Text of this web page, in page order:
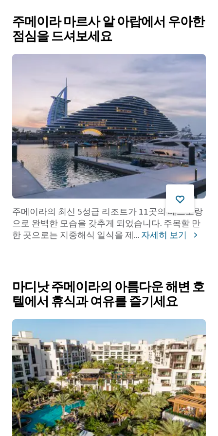
주메이라 마르사 알 아랍에서 우아한
점심을 드셔보세요
주메이라의 최신 5성급 리조트가 11곳의 레스토랑
으로 완벽한 모습을 갖추게 되었습니다. 주목할 만
한 곳으로는 지중해식 일식을 제...자세히 보기
마디낫 주메이라의 아름다운 해변 호
텔에서 휴식과 여유를 즐기세요